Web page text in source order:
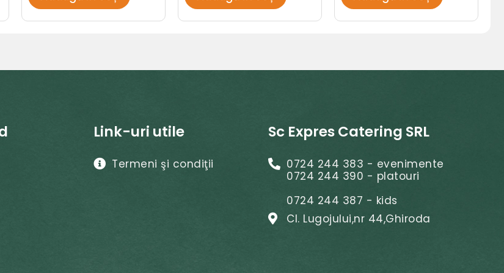
Link-uri utile
Termeni şi condiţii
Sc Expres Catering SRL
0724 244 383 - evenimente
0724 244 390 - platouri
0724 244 387 - kids
Cl. Lugojului,nr 44,Ghiroda